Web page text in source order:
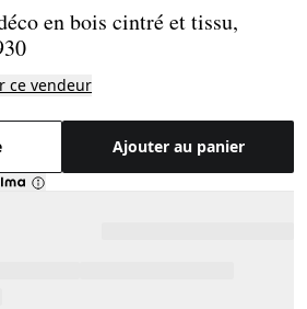
en bois cintré et tissu,
ce vendeur
Ajouter au panier